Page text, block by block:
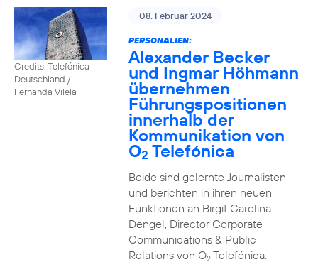
Credits: Telefónica
Deutschland /
Fernanda Vilela
08. Februar 2024
PERSONALIEN:
Alexander Becker
und Ingmar Höhmann
übernehmen
Führungspositionen
innerhalb der
Kommunikation von
O2 Telefónica
Beide sind gelernte Journalisten
und berichten in ihren neuen
Funktionen an Birgit Carolina
Dengel, Director Corporate
Communications & Public
Relations von O2Telefónica.